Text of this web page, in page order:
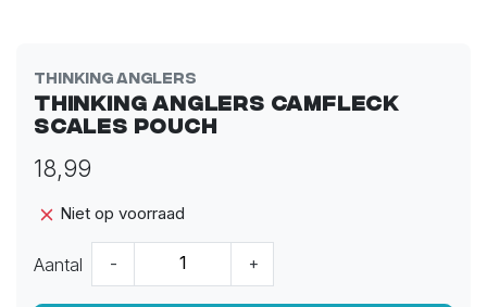
Thinking Anglers
Thinking Anglers Camfleck
Scales Pouch
18,99
Niet op voorraad
Aantal - +